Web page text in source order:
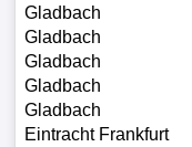
Gladbach
Gladbach
Gladbach
Gladbach
Gladbach
Eintracht Frankfurt